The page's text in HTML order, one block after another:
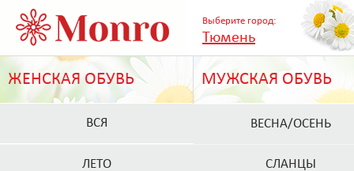
Выберите город:
Тюмень
ЖЕНСКАЯ ОБУВЬ МУЖСКАЯ ОБУВЬ
ВСЯ ВЕСНА/ОСЕНЬ
ЛЕТО СЛАНЦЫ